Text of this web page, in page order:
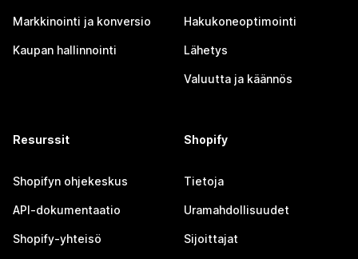
Markkinointi ja konversio
Kaupan hallinnointi
Hakukoneoptimointi
Lähetys
Valuutta ja käännös
Resurssit
Shopifyn ohjekeskus
API-dokumentaatio
Shopify-yhteisö
Shopify
Tietoja
Uramahdollisuudet
Sijoittajat